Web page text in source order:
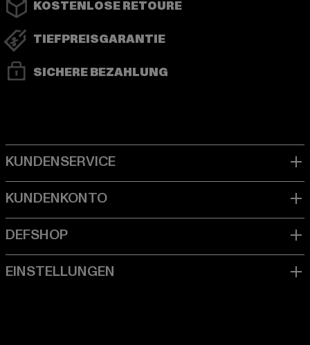
KOSTENLOSE RETOURE
TIEFPREISGARANTIE
SICHERE BEZAHLUNG